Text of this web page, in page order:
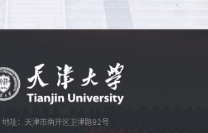
地址：天津市南开区卫津路92号